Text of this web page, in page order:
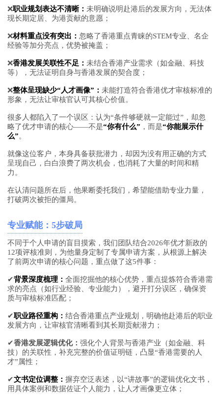
❌职业规划表达不清晰： 未明确说明赴港后的发展方向，无法体
现长期定居、为港贡献的意愿；
❌材料重点没有突出： 忽略了香港重点青睐的STEM专业、名企
经验等加分亮点，优势被掩盖；
❌香港发展关联性不足： 未结合香港产业需求（如金融、科技
等），无法证明自身与香港发展的契合度；
❌整体呈现缺少“人才画像”： 未能打造符合香港优才审核标准的
形象，无法让审核官认可其核心价值。
很多人都陷入了一个误区：认为“条件够硬就一定能过”，却忽
略了优才申请的核心——不是“你有什么” ，而是“你能展示什
么”。
就像这位客户，本身具备获批潜力，却因为没有用正确的方式
呈现自己，白白浪费了两次机会，也消耗了大量的时间和精
力。
在认清问题所在后，他果断委托我们，希望能借助专业力量，
打破两次被拒的僵局。
专业赋能：5步破局
不同于个人申请的盲目摸索，我们团队结合2026年优才新政的
12项评核准则，为他量身定制了专属申请方案，从根源上解决
了前两次申请的核心问题，重点做了这5件事：
✔背景深度梳理： 全面挖掘他的核心优势，重点提炼符合香港需
求的亮点（如行业经验、专业能力），避开打分误区，确保资
质与审核标准匹配；
✔职业路径重构： 结合香港重点产业规划，明确他赴港后的职业
发展方向，让审核官清晰看到其长期贡献潜力；
✔香港发展逻辑优化： 强化个人背景与香港产业（如金融、科
技）的关联性，补充完整的价值证明链，凸显“香港需要的人
才”属性；
✔文书定位调整： 摒弃空泛表述，以“讲故事”的逻辑优化文书，
用具体案例和数据佐证个人能力，让人才画像更立体；